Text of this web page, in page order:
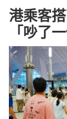
港乘客
「吵了